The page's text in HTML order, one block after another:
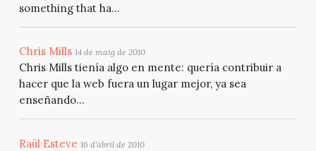
something that ha...
Chris Mills 14 de maig de 2010
Chris Mills tienía algo en mente: quería contribuir a
hacer que la web fuera un lugar mejor, ya sea
enseñando...
Raül Esteve 16 d'abril de 2010